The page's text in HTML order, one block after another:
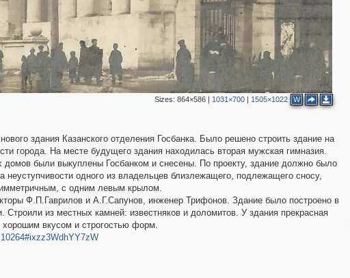
Sizes: 864×586| 1031×700| 1505×1022 W
здания Казанского отделения Госбанка. Было решено строить здание на
города. На месте будущего здания находилась вторая мужская гимназия.
были выкуплены Госбанком и снесены. По проекту, здание должно было
одного из владельцев близлежащего, подлежащего сносу,
с одним левым крылом.
Ф.П.Гаврилов и А.Г.Сапунов, инженер Трифонов. Здание было построено в
Строили из местных камней: известняков и доломитов. У здания прекрасная
хорошим вкусом и строгостью форм.